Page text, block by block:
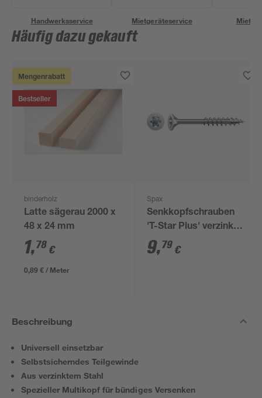
Handwerksservice Mietgeräteservice
Häufig dazu gekauft
Mengenrabatt
Bestseller
binderholz
Latte sägerau 2000 x
48 x 24 mm
1,78 €
0,89 € / Meter
Spax
Senkkopfschrauben
'T-Star Plus' verzinkt
Ø 3,5 x 40 mm 150
Stück
9,79 €
Beschreibung
Universell einsetzbar
Selbstsicherndes Teilgewinde
Aus verzinktem Stahl
Spezieller Multikopf für bündiges Versenken